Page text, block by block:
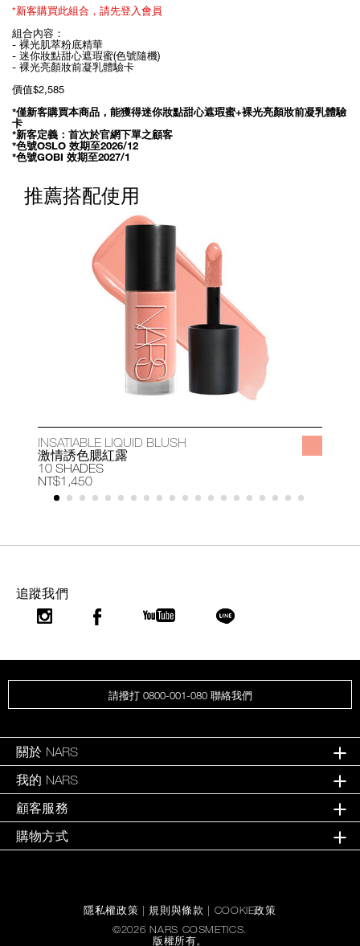
*新客購買此組合，請先登入會員
組合內容：
- 裸光肌萃粉底精華
- 迷你妝點甜心遮瑕蜜(色號隨機)
- 裸光亮顏妝前凝乳體驗卡
價值$2,585
*僅新客購買本商品，能獲得迷你妝點甜心遮瑕蜜+裸光亮顏妝前凝乳體驗
卡
*新客定義：首次於官網下單之顧客
*色號OSLO 效期至2026/12
*色號GOBI 效期至2027/1
推薦搭配使用
INSATIABLE LIQUID BLUSH
激情誘色腮紅露
10 SHADES
NT$1,450
追蹤我們
請撥打 0800-001-080 聯絡我們
關於 NARS
我的 NARS
顧客服務
購物方式
隱私權政策 |規則與條款 | COOKIE政策
©2026 NARS COSMETICS.
版權所有。